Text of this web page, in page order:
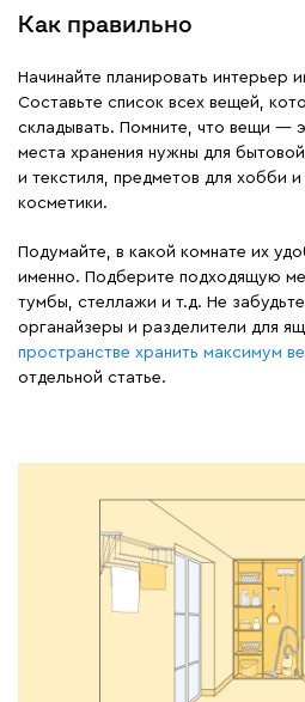
Как правильно
Начинайте планировать интерьер
Составьте список всех вещей,
складывать. Помните, что вещи —
места хранения нужны для
и текстиля, предметов для хобби и
косметики.
Подумайте, в какой комнате их
именно. Подберите подходящую
тумбы, стеллажи и т.д. Не
органайзеры и разделители для
пространстве хранить максимум
отдельной статье.